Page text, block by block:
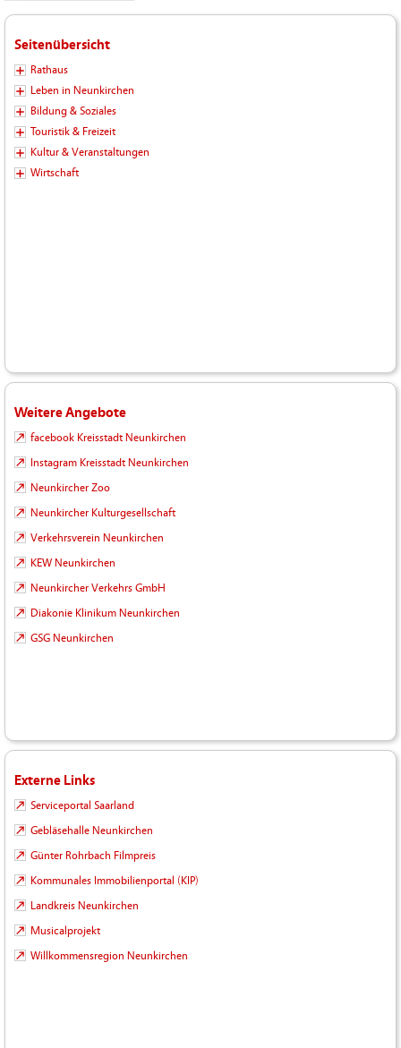
Seitenübersicht
Rathaus
Leben in Neunkirchen
Bildung & Soziales
Touristik & Freizeit
Kultur & Veranstaltungen
Wirtschaft
Weitere Angebote
facebook Kreisstadt Neunkirchen
Instagram Kreisstadt Neunkirchen
Neunkircher Zoo
Neunkircher Kulturgesellschaft
Verkehrsverein Neunkirchen
KEW Neunkirchen
Neunkircher Verkehrs GmbH
Diakonie Klinikum Neunkirchen
GSG Neunkirchen
Externe Links
Serviceportal Saarland
Gebläsehalle Neunkirchen
Günter Rohrbach Filmpreis
Kommunales Immobilienportal (KIP)
Landkreis Neunkirchen
Musicalprojekt
Willkommensregion Neunkirchen